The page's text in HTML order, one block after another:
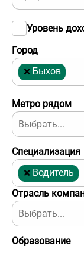
Отрасль
Город
× Быхов
Уровень
Образование
Метро рядом
Специализация
× Водитель